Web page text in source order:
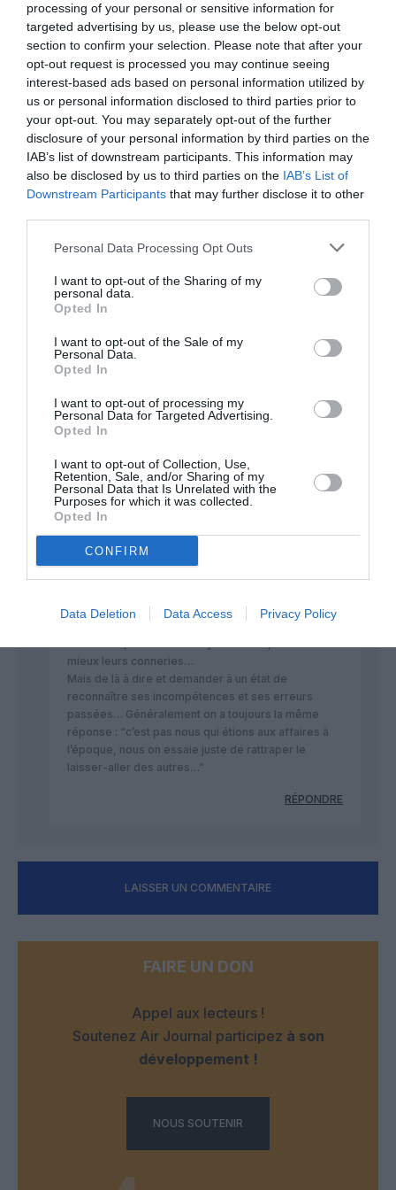
processing of your personal or sensitive information for
targeted advertising by us, please use the below opt-out
section to confirm your selection. Please note that after your
opt-out request is processed you may continue seeing
interest-based ads based on personal information utilized by
us or personal information disclosed to third parties prior to
your opt-out. You may separately opt-out of the further
disclosure of your personal information by third parties on the
IAB’s list of downstream participants. This information may
also be disclosed by us to third parties on the IAB’s List of
Downstream Participants that may further disclose it to other
Personal Data Processing Opt Outs
I want to opt-out of the Sharing of my
personal data.
Opted In
I want to opt-out of the Sale of my
Personal Data.
Opted In
I want to opt-out of processing my
Personal Data for Targeted Advertising.
Opted In
I want to opt-out of Collection, Use,
Retention, Sale, and/or Sharing of my
Personal Data that Is Unrelated with the
Purposes for which it was collected.
Opted In
CONFIRM
Data Deletion Data Access Privacy Policy
Antoa commenté :
15 janvier 2014 - 10 h
05 min
Elle le ferait car les raisons de l’echec d’Alitalia ne
sont pas dues a son manque de potentiel … Cette
compagnie a le potentiel de réussir, il faut juste
savoir la gérer, et c’est ce qu’ils espèrent justement,
exploiter le potentiel marchand d’Alitalia de
meilleure façon.
Et puis comme vous le dites, si ça peut permettre
de sauver des emplois, Hallelujah !
Loupiot
A mon humble avis, Alitalia subit de plein fouet toutes les
conséquences de la perte d’un quasi monopole autrefois lié à
la notion désormais caduque, de Compagnie nationale.
Comme Air France, à ceci près qu’en Italie l’Etat est bien plus
faible qu’en France pour voler toujours au secours d’un enfant
RÉPONDRE
STW Galley a commenté :
mal élevé ne doivent pas lâcher l’affaire (à moins de
mieux leurs conneries…
Mais de là à dire et demander à un état de
reconnaître ses incompétences et ses erreurs
passées… Généralement on a toujours la même
réponse : “c’est pas nous qui étions aux affaires à
l’époque, nous on essaie juste de rattraper le
laisser-aller des autres…”
RÉPONDRE
LAISSER UN COMMENTAIRE
FAIRE UN DON
Appel aux lecteurs !
Soutenez Air Journal participez à son
développement !
NOUS SOUTENIR